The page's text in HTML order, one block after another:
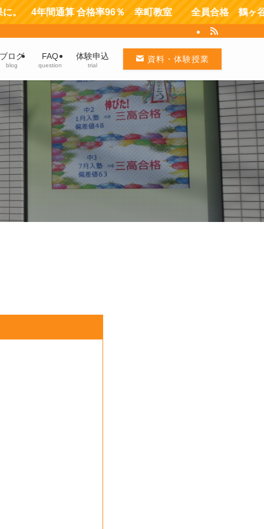
算 合格率96％ 幸町教室 全員合格 鶴ヶ谷教室
ブログ
blog
FAQ
question
体験申込
trial
資料・体験授業